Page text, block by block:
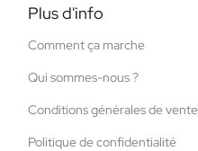
Plus d'info
Comment ça marche
Qui sommes-nous ?
Conditions générales de
Politique de confidentialité